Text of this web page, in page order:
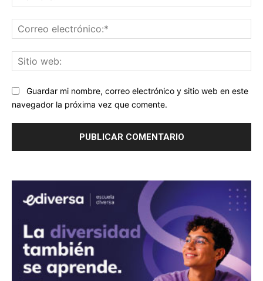
Guardar mi nombre, correo electrónico y sitio web en este
navegador la próxima vez que comente.